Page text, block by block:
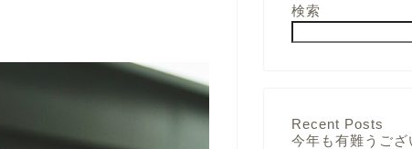
検索
Recent Posts
今年も有難うござ